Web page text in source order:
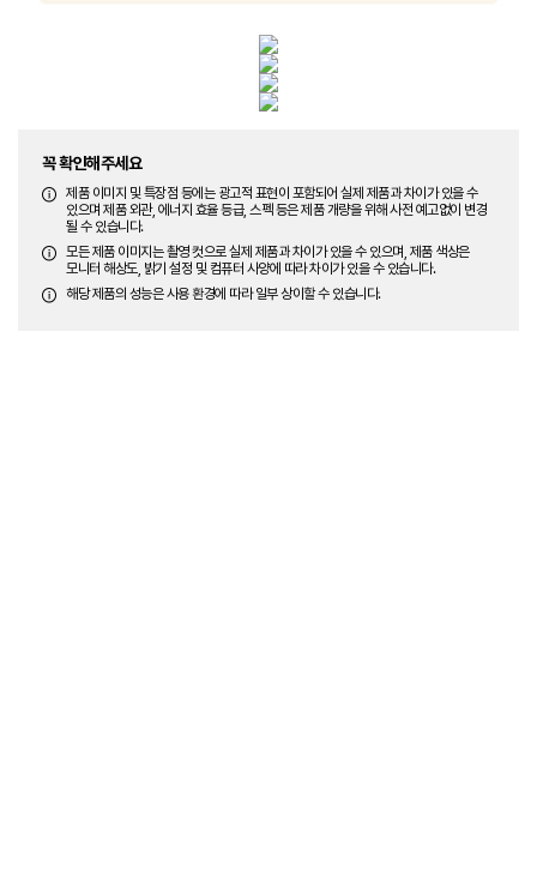
꼭 확인해주세요
제품 이미지 및 특장점 등에는 광고적 표현이 포함되어 실제 제품과 차이가 있을 수
있으며 제품 외관, 에너지 효율 등급, 스펙 등은 제품 개량을 위해 사전 예고없이 변경
될 수 있습니다.
모든 제품 이미지는 촬영 컷으로 실제 제품과 차이가 있을 수 있으며, 제품 색상은
모니터 해상도, 밝기 설정 및 컴퓨터 사양에 따라 차이가 있을 수 있습니다.
해당 제품의 성능은 사용 환경에 따라 일부 상이할 수 있습니다.